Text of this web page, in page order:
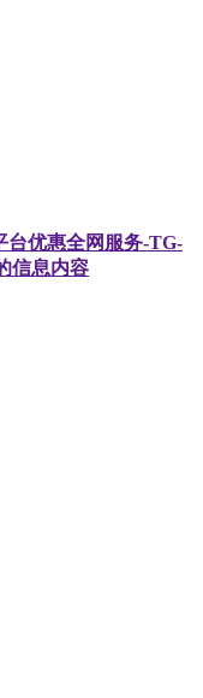
台优惠全网服务-TG-
信息内容